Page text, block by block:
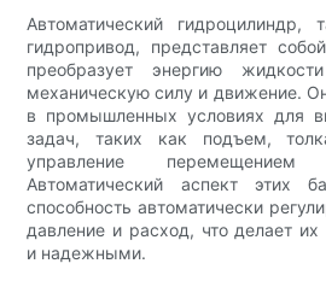
Автоматический гидроцилиндр,
гидропривод, представляет
преобразует энергию
механическую силу и движение.
в промышленных условиях для
задач, таких как подъем,
управление
Автоматический аспект этих
способность автоматически
давление и расход, что делает
и надежными.